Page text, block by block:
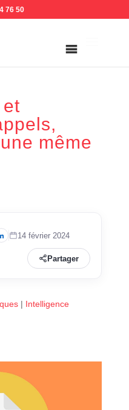
76 50
même
14 février 2024
Partager
| Intelligence